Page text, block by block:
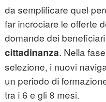
da semplificare quel
far incrociare le offerte
domande dei
cittadinanza. Nella
selezione, i nuovi
un periodo di
tra i 6 e gli 8 mesi.